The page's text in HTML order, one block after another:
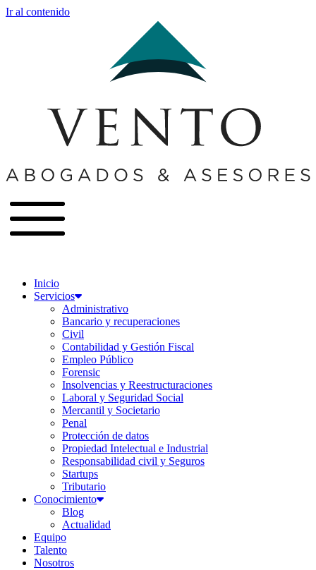
Ir al contenido
Inicio
Servicios
Administrativo
Bancario y recuperaciones
Civil
Contabilidad y Gestión Fiscal
Empleo Público
Forensic
Insolvencias y Reestructuraciones
Laboral y Seguridad Social
Mercantil y Societario
Penal
Protección de datos
Propiedad Intelectual e Industrial
Responsabilidad civil y Seguros
Startups
Tributario
Conocimiento
Blog
Actualidad
Equipo
Talento
Nosotros